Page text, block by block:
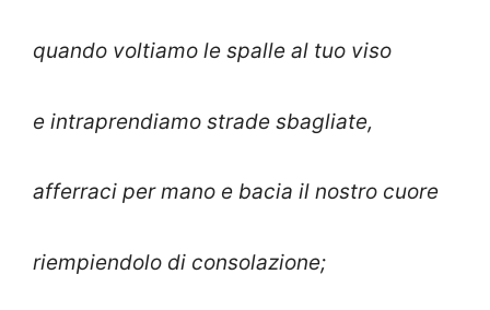
quando voltiamo le spalle al tuo viso
e intraprendiamo strade sbagliate,
afferraci per mano e bacia il nostro cuore
riempiendolo di consolazione;